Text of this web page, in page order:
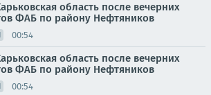
область после вечерних
ФАБ по району Нефтяников
00:54
область после вечерних
ФАБ по району Нефтяников
00:54